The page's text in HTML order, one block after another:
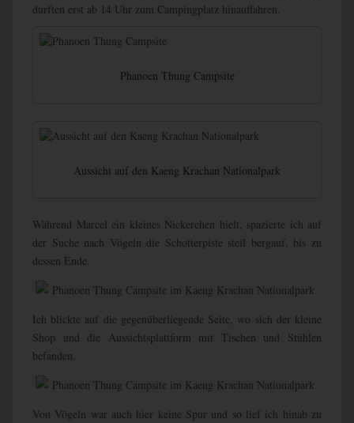
durften erst ab 14 Uhr zum Campingplatz hinauffahren.
Phanoen Thung Campsite
Aussicht auf den Kaeng Krachan Nationalpark
Während Marcel ein kleines Nickerchen hielt, spazierte ich auf
der Suche nach Vögeln die Schotterpiste steil bergauf, bis zu
dessen Ende.
Ich blickte auf die gegenüberliegende Seite, wo sich der kleine
Shop und die Aussichtsplattform mit Tischen und Stühlen
befanden.
Von Vögeln war auch hier keine Spur und so lief ich hinab zu